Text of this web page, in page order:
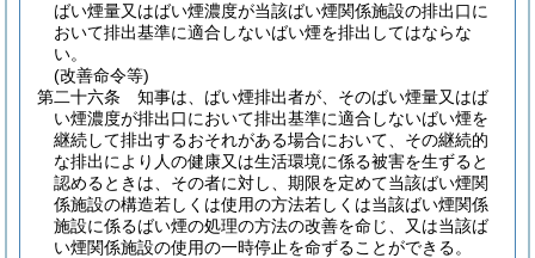
ばい煙量又はばい煙濃度が当該ばい煙関係施設の排出口に
おいて排出基準に適合しないばい煙を排出してはならな
い。
(改善命令等)
第二十六条
知事は、ばい煙排出者が、そのばい煙量又はば
い煙濃度が排出口において排出基準に適合しないばい煙を
継続して排出するおそれがある場合において、その継続的
な排出により人の健康又は生活環境に係る被害を生ずると
認めるときは、その者に対し、期限を定めて当該ばい煙関
係施設の構造若しくは使用の方法若しくは当該ばい煙関係
施設に係るばい煙の処理の方法の改善を命じ、又は当該ば
い煙関係施設の使用の一時停止を命ずることができる。